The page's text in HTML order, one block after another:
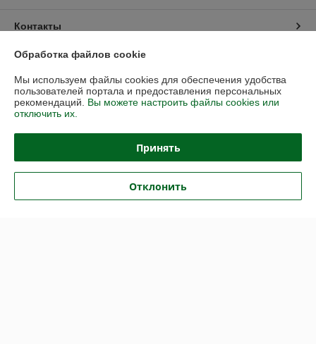
Контакты
Доставка и оплата
График работы
Политика обработки cookies
Сайт создан на платформе Deal.by
Обработка файлов cookie
Мы используем файлы cookies для обеспечения удобства
пользователей портала и предоставления персональных
рекомендаций. Вы можете настроить файлы cookies или
отключить их.
Принять
Отклонить